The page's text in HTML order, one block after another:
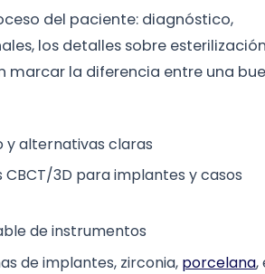
del paciente: diagnóstico,
los detalles sobre
la diferencia entre una
alternativas claras
3D para implantes y casos
de instrumentos
de implantes, zirconia, porcelana,